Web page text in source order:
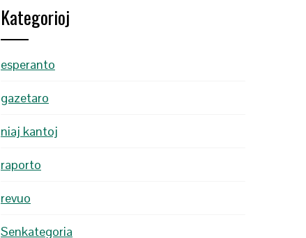
Kategorioj
esperanto
gazetaro
niaj kantoj
raporto
revuo
Senkategoria